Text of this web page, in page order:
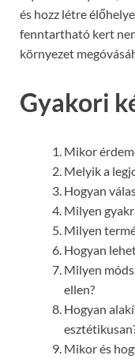
és hozz létre
fenntartható kert
környezet
Gyakori
Mikor
Melyik a
Hogyan
Milyen
Milyen
Hogyan
Milyen
ellen?
Hogyan
Mikor és